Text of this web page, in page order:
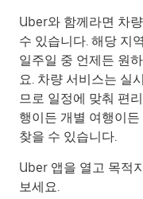
Uber와 함께라면 차
수 있습니다. 해당 지
일주일 중 언제든 원
요. 차량 서비스는 실
므로 일정에 맞춰 편
행이든 개별 여행이
찾을 수 있습니다.
Uber 앱을 열고 목적
보세요.